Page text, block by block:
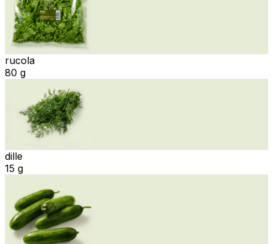
rucola
80 g
dille
15 g